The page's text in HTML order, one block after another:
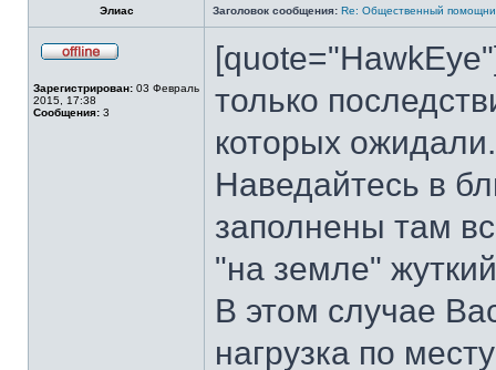
Элиас Заголовок сообщения: Re: Общественный
сети
Зарегистрирован: 03 Февраль
2015, 17:38
Сообщения: 3
только
которых ожидали.
Наведайтесь в
заполнены там
"на земле"
В этом случае
нагрузка по